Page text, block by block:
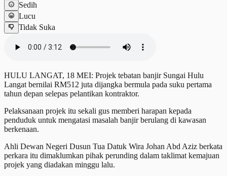
Sedih
Lucu
Tidak Suka
HULU LANGAT, 18 MEI: Projek tebatan banjir Sungai Hulu
Langat bernilai RM512 juta dijangka bermula pada suku pertama
tahun depan selepas pelantikan kontraktor.
Pelaksanaan projek itu sekali gus memberi harapan kepada
penduduk untuk mengatasi masalah banjir berulang di kawasan
berkenaan.
Ahli Dewan Negeri Dusun Tua Datuk Wira Johan Abd Aziz berkata
perkara itu dimaklumkan pihak perunding dalam taklimat kemajuan
projek yang diadakan minggu lalu.